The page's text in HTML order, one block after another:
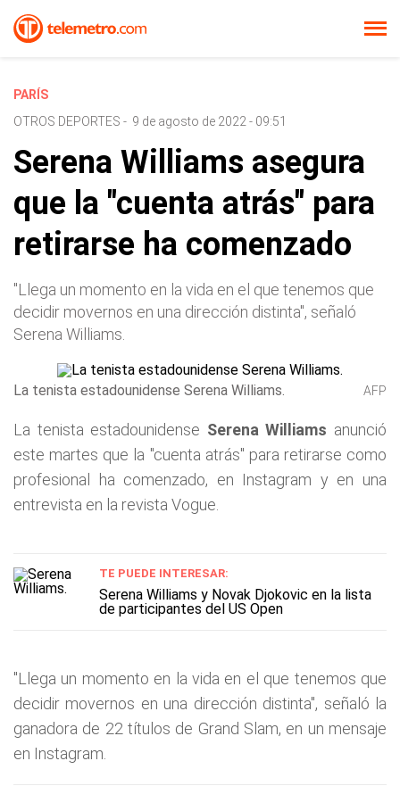
PARÍS
OTROS DEPORTES - 9 de agosto de 2022 - 09:51
Serena Williams asegura
que la "cuenta atrás" para
retirarse ha comenzado
"Llega un momento en la vida en el que tenemos que
decidir movernos en una dirección distinta", señaló
Serena Williams.
La tenista estadounidense Serena Williams. AFP
La tenista estadounidense Serena Williams anunció
este martes que la "cuenta atrás" para retirarse como
profesional ha comenzado, en Instagram y en una
entrevista en la revista Vogue.
TE PUEDE INTERESAR:
Serena Williams y Novak Djokovic en la lista
de participantes del US Open
"Llega un momento en la vida en el que tenemos que
decidir movernos en una dirección distinta", señaló la
ganadora de 22 títulos de Grand Slam, en un mensaje
en Instagram.